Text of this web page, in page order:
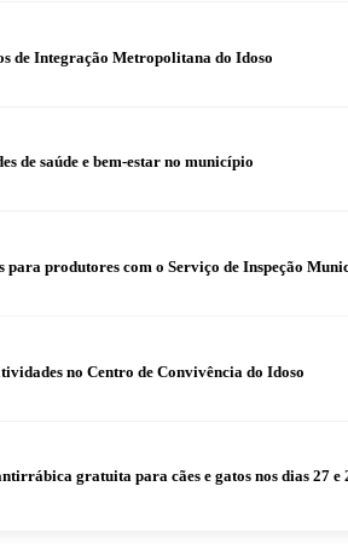
de Integração Metropolitana do Idoso
de saúde e bem-estar no município
produtores com o Serviço de Inspeção
no Centro de Convivência do Idoso
gratuita para cães e gatos nos dias 27 e